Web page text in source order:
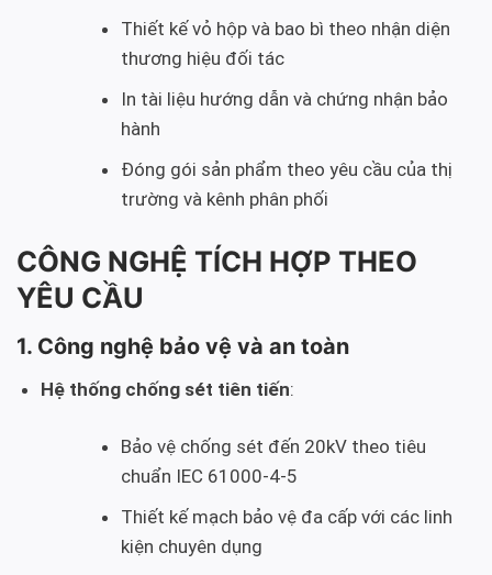
Thiết kế vỏ hộp và bao bì theo nhận diện
thương hiệu đối tác
In tài liệu hướng dẫn và chứng nhận bảo
hành
Đóng gói sản phẩm theo yêu cầu của thị
trường và kênh phân phối
CÔNG NGHỆ TÍCH HỢP THEO
YÊU CẦU
1. Công nghệ bảo vệ và an toàn
Hệ thống chống sét tiên tiến:
Bảo vệ chống sét đến 20kV theo tiêu
chuẩn IEC 61000-4-5
Thiết kế mạch bảo vệ đa cấp với các linh
kiện chuyên dụng